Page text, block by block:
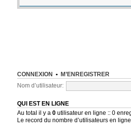
CONNEXION • M’ENREGISTRER
Nom d’utilisateur:
QUI EST EN LIGNE
Au total il y a 0utilisateur en ligne :: 0
Le record du nombre d’utilisateurs en